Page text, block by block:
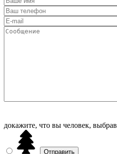
докажите, что вы человек, выбрав